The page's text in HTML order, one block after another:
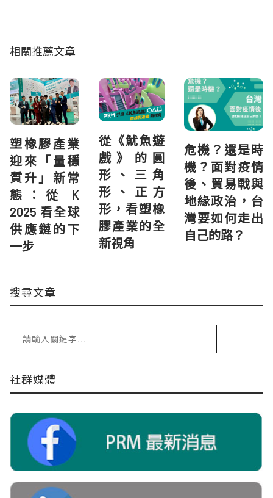
相關推薦文章
塑橡膠產業
迎來「量穩
質升」新常
態：從 K
2025 看全球
供應鏈的下
一步
從《魷魚遊
戲》的圓
形、三角
形、正方
形，看塑橡
膠產業的全
新視角
危機？還是時
機？面對疫情
後、貿易戰與
地緣政治，台
灣要如何走出
自己的路？
搜尋文章
社群媒體